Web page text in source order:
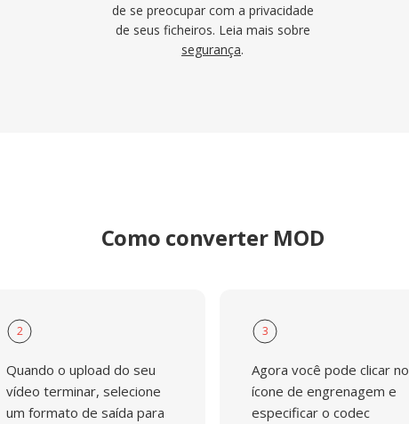
de se preocupar com a privacidade
de seus ficheiros. Leia mais sobre
segurança.
Como converter MOD
2
Quando o upload do seu
vídeo terminar, selecione
um formato de saída para
3
Agora você pode clicar no
ícone de engrenagem e
especificar o codec